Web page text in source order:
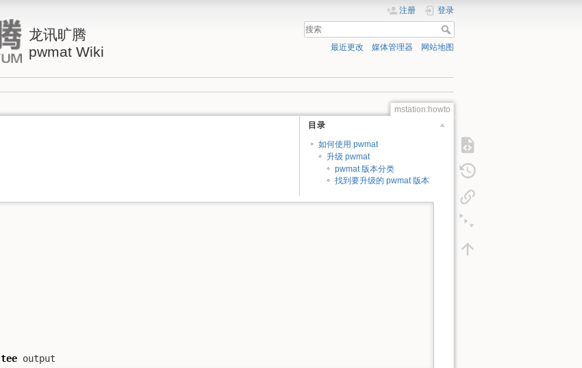
龙讯旷腾
pwmat Wiki
注册 登录
最近更改 媒体管理器 网站地图
mstation:howto
目录
如何使用 pwmat
升级 pwmat
pwmat 版本分类
找到要升级的 pwmat 版本
tee output